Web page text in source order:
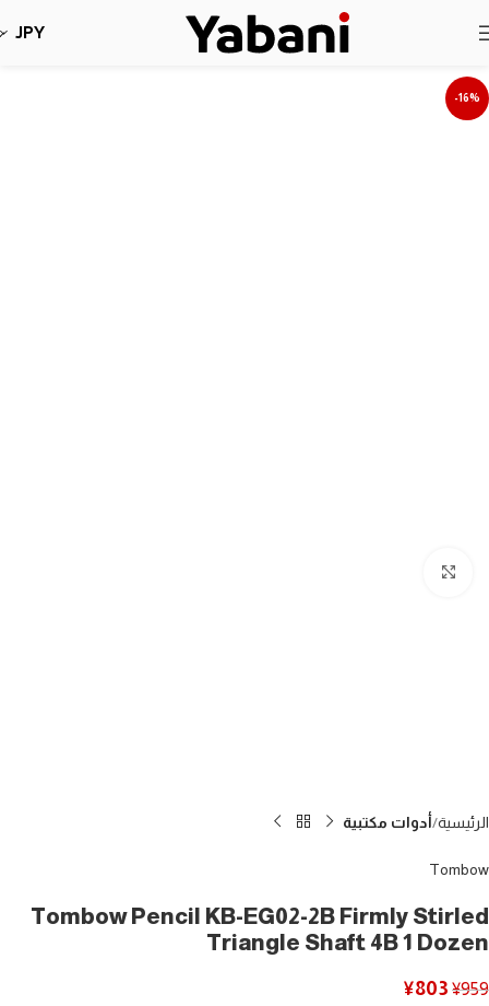
JPY
-16%
الرئيسية أدوات مكتبية
Tombow
Tombow Pencil KB-EG02-2B Firmly Stirled
Triangle Shaft 4B 1 Dozen
¥959
¥803
نأسف، لا نقبل طلبات حاليا بسبب توقف الشحن